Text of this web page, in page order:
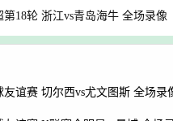
第18轮 浙江vs青岛海牛 全场录像
友谊赛 切尔西vs尤文图斯 全场录